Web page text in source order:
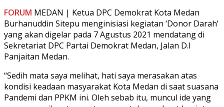
FORUM MEDAN | Ketua DPC Demokrat Kota Medan
Burhanuddin Sitepu menginisiasi kegiatan ‘Donor Darah’
yang akan digelar pada 7 Agustus 2021 mendatang di
Sekretariat DPC Partai Demokrat Medan, Jalan D.I
Panjaitan Medan.
“Sedih mata saya melihat, hati saya merasakan atas
kondisi keadaan masyarakat Kota Medan di saat suasana
Pandemi dan PPKM ini. Oleh sebab itu, muncul ide yang